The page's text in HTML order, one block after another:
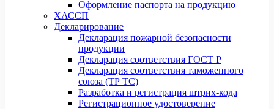
Оформление паспорта на продукцию
ХАССП
Декларирование
Декларация пожарной безопасности
продукции
Декларация соответствия ГОСТ Р
Декларация соответствия таможенного
союза (ТР ТС)
Разработка и регистрация штрих-кода
Регистрационное удостоверение